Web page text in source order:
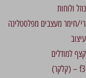
ולוחות
חימר מעצבים מפלסטלינה
למודלים